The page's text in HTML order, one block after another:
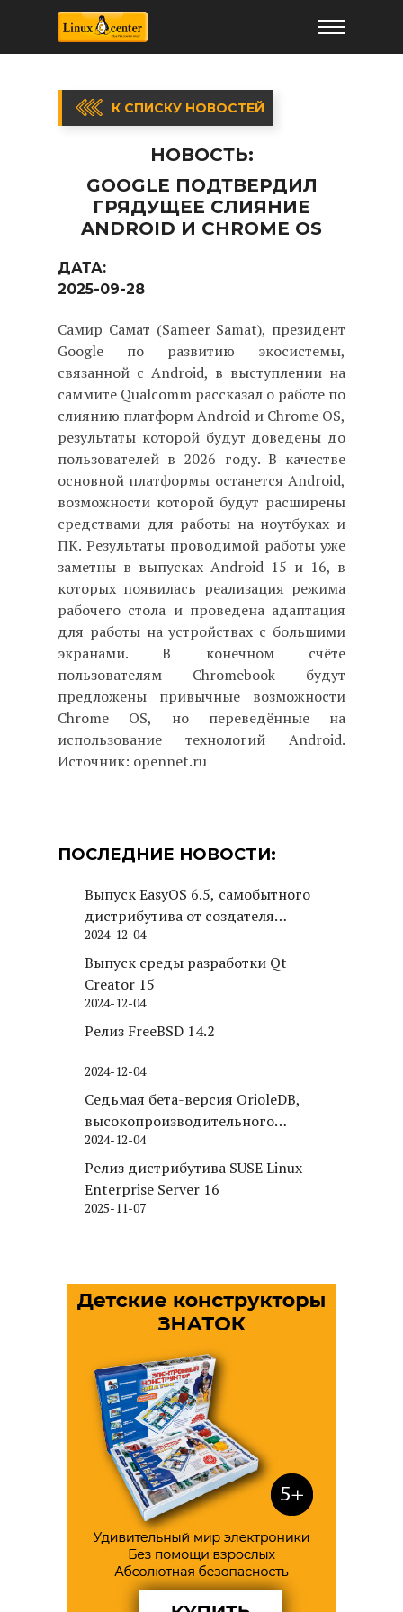
К СПИСКУ НОВОСТЕЙ
НОВОСТЬ:
GOOGLE ПОДТВЕРДИЛ
ГРЯДУЩЕЕ СЛИЯНИЕ
ANDROID И CHROME OS
ДАТА:
2025-09-28
Самир Самат (Sameer Samat), президент
Google по развитию экосистемы,
связанной с Android, в выступлении на
саммите Qualcomm рассказал о работе по
слиянию платформ Android и Chrome OS,
результаты которой будут доведены до
пользователей в 2026 году. В качестве
основной платформы останется Android,
возможности которой будут расширены
средствами для работы на ноутбуках и
ПК. Результаты проводимой работы уже
заметны в выпусках Android 15 и 16, в
которых появилась реализация режима
рабочего стола и проведена адаптация
для работы на устройствах с большими
экранами. В конечном счёте
пользователям Chromebook будут
предложены привычные возможности
Chrome OS, но переведённые на
использование технологий Android.
Источник: opennet.ru
ПОСЛЕДНИЕ НОВОСТИ:
Выпуск EasyOS 6.5, самобытного
дистрибутива от создателя
Puppy Linux
2024-12-04
Выпуск среды разработки Qt
Creator 15
2024-12-04
Релиз FreeBSD 14.2
2024-12-04
Седьмая бета-версия OrioleDB,
высокопроизводительного
движка хранения для PostgreSQL
2024-12-04
Релиз дистрибутива SUSE Linux
Enterprise Server 16
2025-11-07